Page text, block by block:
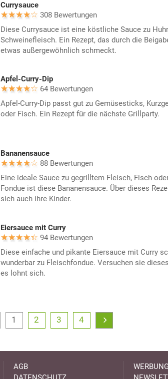
Currysauce
308 Bewertungen
Diese Currysauce ist eine köstliche Sauce zu
Schweinefleisch. Ein Rezept, das durch die
etwas außergewöhnlich schmeckt.
Apfel-Curry-Dip
64 Bewertungen
Apfel-Curry-Dip passt gut zu Gemüsesticks,
oder Fisch. Ein Rezept für die nächste Grillparty.
Bananensauce
88 Bewertungen
Eine ideale Sauce zu gegrilltem Fleisch, Fisch
Fondue ist diese Bananensauce. Über dieses
sich auch ihre Kinder.
Eiersauce mit Curry
94 Bewertungen
Diese einfache und pikante Eiersauce mit Curry
wunderbar zu Fleischfondue. Versuchen sie
es lohnt sich.
1 2 3 4
AGB
WERBUNG